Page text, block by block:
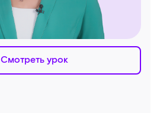
Смотреть урок